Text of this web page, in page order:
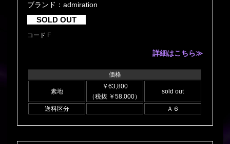
ブランド：admiration
SOLD OUT
コード F
詳細はこちら≫
価格
素地
￥63,800
（税抜 ￥58,000）
sold out
送料区分 Ａ６